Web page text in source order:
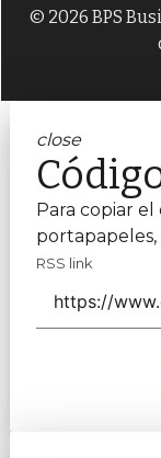
© 2026 BPS
close
Para copiar el
RSS link